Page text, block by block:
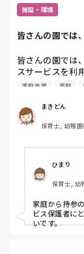
施設・環境
皆さんの園では
皆さんの園では
スサービスを利
リースサービス
士にとってのメ
家庭支援 家庭
まきどん
保育士, 幼稚
ひまり
保育士, 幼
家庭から持参
ビス保護者に
いです。